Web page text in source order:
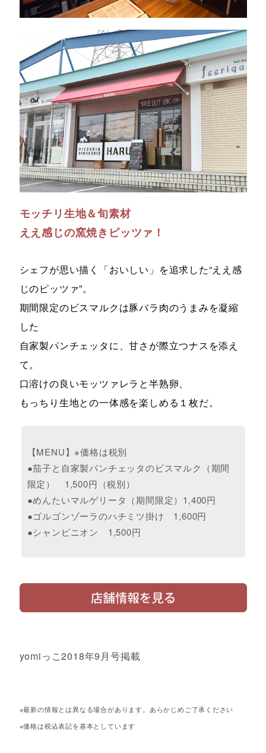
モッチリ生地＆旬素材
ええ感じの窯焼きピッツァ！
シェフが思い描く「おいしい」を追求した“ええ感
じのピッツァ”。
期間限定のビスマルクは豚バラ肉のうまみを凝縮
した
自家製パンチェッタに、甘さが際立つナスを添え
て。
口溶けの良いモッツァレラと半熟卵、
もっちり生地との一体感を楽しめる１枚だ。
【MENU】※価格は税別
●茄子と自家製パンチェッタのビスマルク（期間
限定） 1,500円（税別）
●めんたいマルゲリータ（期間限定）1,400円
●ゴルゴンゾーラのハチミツ掛け 1,600円
●シャンピニオン 1,500円
yomiっこ2018年9月号掲載
※最新の情報とは異なる場合があります。あらかじめご了承ください
※価格は税込表記を基本としています